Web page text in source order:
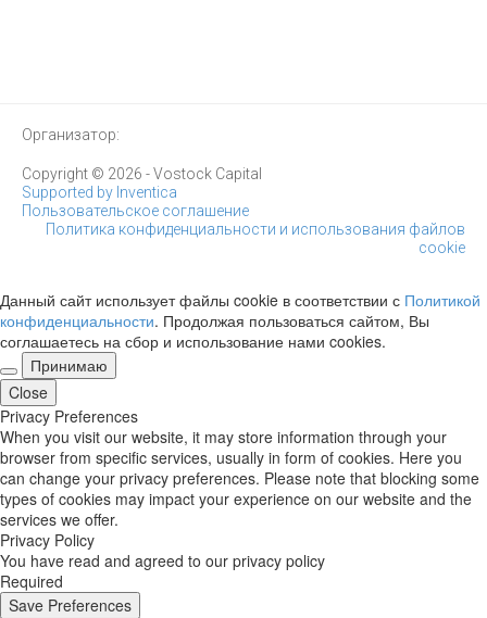
Организатор:
Copyright © 2026 - Vostock Capital
Supported by Inventica
Пользовательское соглашение
Политика конфиденциальности и использования файлов
cookie
Данный сайт использует файлы cookie в соответствии с Политикой
конфиденциальности. Продолжая пользоваться сайтом, Вы
соглашаетесь на сбор и использование нами cookies.
Принимаю
Close
Privacy Preferences
When you visit our website, it may store information through your
browser from specific services, usually in form of cookies. Here you
can change your privacy preferences. Please note that blocking some
types of cookies may impact your experience on our website and the
services we offer.
Privacy Policy
You have read and agreed to our privacy policy
Required
Save Preferences